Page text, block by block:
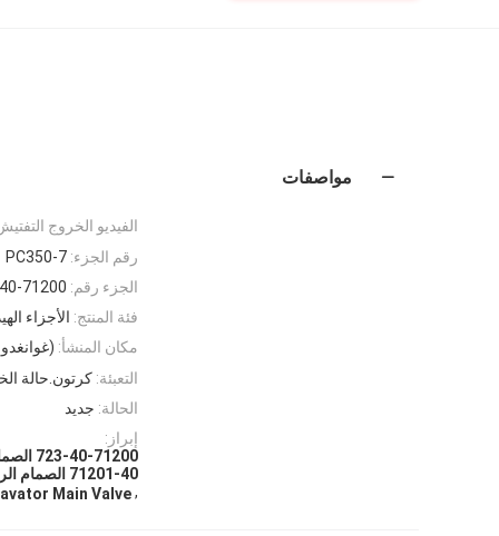
مواصفات
الفيديو الخروج
رقم الجزء: PC350-7
الجزء رقم: 723-40-71201
فئة المنتج: الأجزاء
مكان المنشأ:
التعبئة: كرتون.حالة
الحالة: جديد
إبراز:
40-71201 الصمام الرئيسي للحفر
,
Main Valve